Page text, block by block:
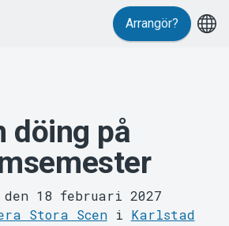
Arrangör?
döing på
den 18 februari 2027
Stora Sceni Karlstad